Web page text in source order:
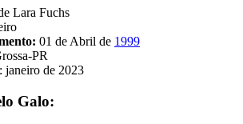
Lara Fuchs
01 de Abril de 1999
PR
janeiro de 2023
Galo: